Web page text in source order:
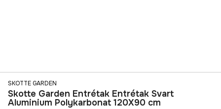
SKOTTE GARDEN
Skotte Garden Entrétak Entrétak Svart
Aluminium Polykarbonat 120X90 cm